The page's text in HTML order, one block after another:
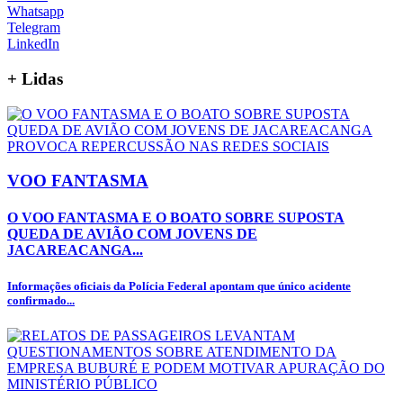
Whatsapp
Telegram
LinkedIn
+ Lidas
VOO FANTASMA
O VOO FANTASMA E O BOATO SOBRE SUPOSTA
QUEDA DE AVIÃO COM JOVENS DE
JACAREACANGA...
Informações oficiais da Polícia Federal apontam que único acidente
confirmado...